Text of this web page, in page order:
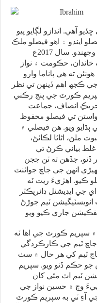
آهي. اندازو لڳايو پيو
ايندو ۽ اهو فيصلو ملڪ
جي سياسي قسمت تي ڏوراهان اثر وجھندو. سال 2017ع
حڪومت ۽ نواز
ته هي پاناما وارو
جي ڪجھ اهم ڏينهن تي نظر
فيبروري 2017ع تي سپريم ڪورٽ جي پنج رڪني
انصاف، جماعت
تي فيصلو محفوظ
فيصلو ويهه اپريل 2017ع تي ٻڌايو ويو. هن فيصلي ۾
ملڻ، اثاثا لڪائڻ،
بياني ڪرڻ تي
ڏنو، جڏهن ته ٽن ججن
جي لاءِ 13 سوال سهيڙي انهن جي جاچ جوائنٽ
ڪيو. اهڙيءَ ريت ٽه
تي ايف آءِ اي جي ايڊيشنل ڊائريڪٽر
ٽيم جوڙڻ
سپريم ڪورٽ جي اها ٽه
جاچ ٽيم جي ڪارڪردگي
ٽيم کي هر حال ۾ سٺ
جو حڪم ڏنو ويو. سپريم
ٽيم اٺ مئي کان
وچ ۾ حسين نواز جي
آءِ ٽي به سپريم ڪورٽ